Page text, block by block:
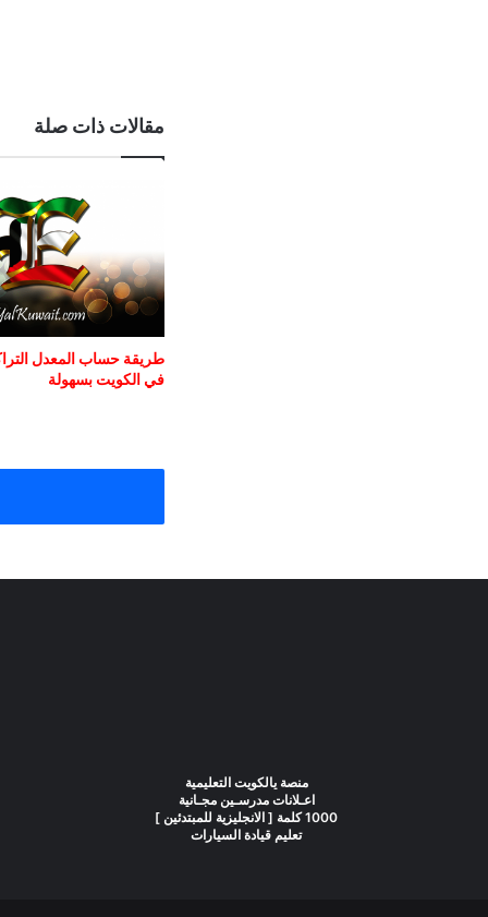
مقالات ذات صلة
طريقة حساب المعدل
في الكويت بسهولة
منصة يالكويت التعليمية
اعـلانات مدرسـين مجـانية
1000 كلمة [ الانجليزية للمبتدئين ]
تعليم قيادة السيارات